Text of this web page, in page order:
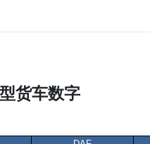
货车数字